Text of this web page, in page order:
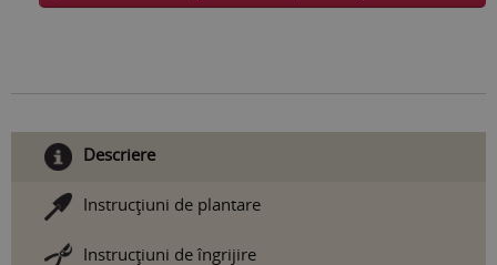
Descriere
Instrucţiuni de plantare
Instrucţiuni de îngrijire